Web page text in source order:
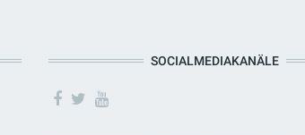
SOCIALMEDIAKANÄLE